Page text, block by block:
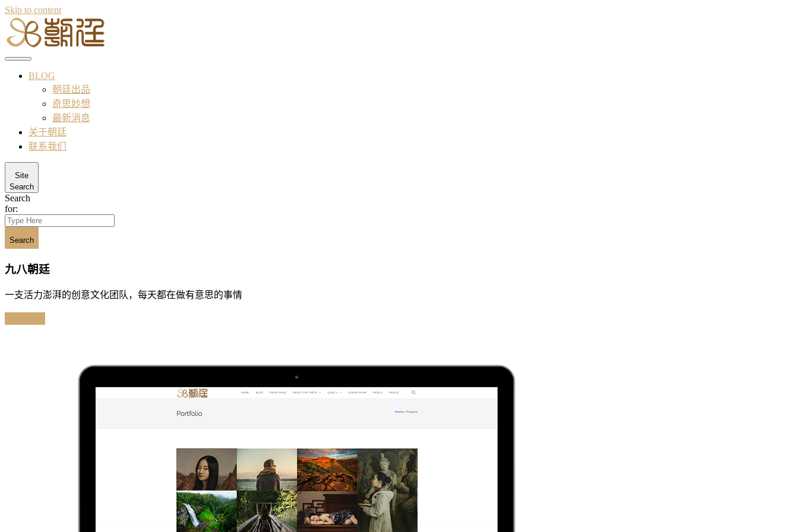
Skip to content
BLOG
朝廷出品
奇思妙想
最新消息
关于朝廷
联系我们
Site
Search
Search
for:
Search
九八朝廷
一支活力澎湃的创意文化团队，每天都在做有意思的事情